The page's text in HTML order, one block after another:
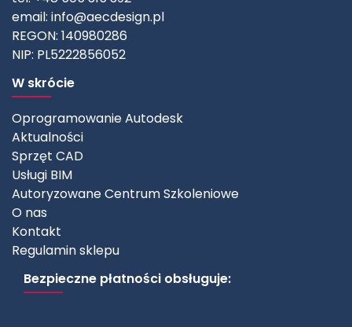
email: info@aecdesign.pl
REGON: 140980286
NIP: PL5222856052
W skrócie
Oprogramowanie Autodesk
Aktualności
Sprzęt CAD
Usługi BIM
Autoryzowane Centrum Szkoleniowe
O nas
Kontakt
Regulamin sklepu
Bezpieczne płatności obsługuje: